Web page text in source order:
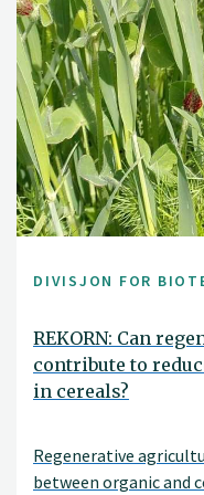
DIVISJON FOR
REKORN: Can
contribute to
in cereals?
Regenerative
between organic and